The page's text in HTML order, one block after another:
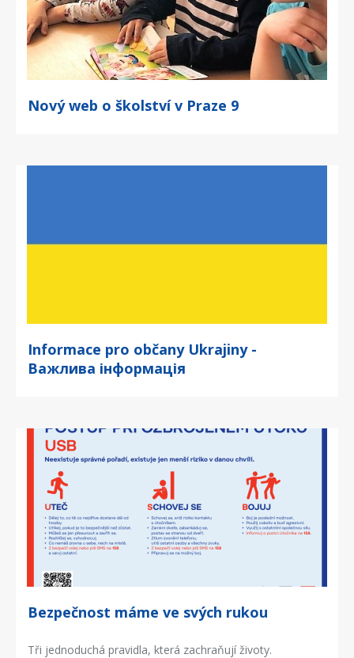
Nový web o školství v Praze 9
Informace pro občany Ukrajiny -
Важлива інформація
Bezpečnost máme ve svých rukou
Tři jednoduchá pravidla, která zachraňují životy.